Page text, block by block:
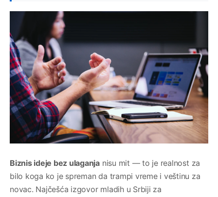
Biznis ideje bez ulaganja nisu mit — to je realnost za
bilo koga ko je spreman da trampi vreme i veštinu za
novac. Najčešća izgovor mladih u Srbiji za